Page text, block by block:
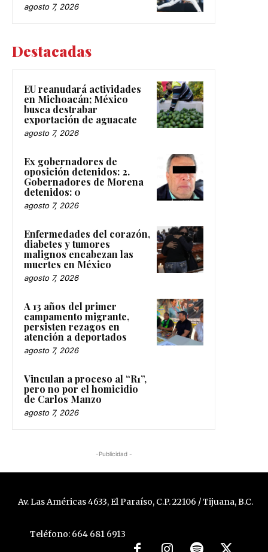
agosto 7, 2026
Destacadas
EU reanudará actividades
en Michoacán; México
busca destrabar
exportación de aguacate
agosto 7, 2026
Ex gobernadores de
oposición detenidos: 2.
Gobernadores de Morena
detenidos: 0
agosto 7, 2026
Enfermedades del corazón,
diabetes y tumores
malignos encabezan las
muertes en México
agosto 7, 2026
A 13 años del primer
campamento migrante,
persisten rezagos en
atención a deportados
agosto 7, 2026
Vinculan a proceso al “R1”,
pero no por el homicidio
de Carlos Manzo
agosto 7, 2026
-Publicidad -
Av. Las Américas 4633, El Paraíso, C.P. 22106 / Tijuana, B.C.
Teléfono: 664 681 6913